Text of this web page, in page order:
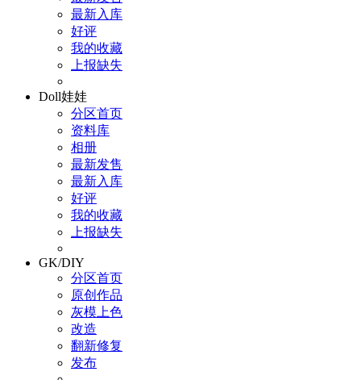
最新入库
好评
我的收藏
上报缺失
Doll娃娃
分区首页
资料库
相册
最新发售
最新入库
好评
我的收藏
上报缺失
GK/DIY
分区首页
原创作品
灰模上色
改造
翻新修复
发布